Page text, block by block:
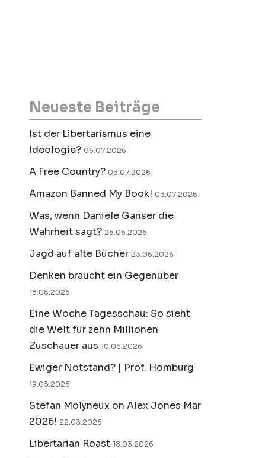
Neueste Beiträge
Ist der Libertarismus eine
Ideologie? 06.07.2026
A Free Country? 03.07.2026
Amazon Banned My Book! 03.07.2026
Was, wenn Daniele Ganser die
Wahrheit sagt? 25.06.2026
Jagd auf alte Bücher 23.06.2026
Denken braucht ein Gegenüber
18.06.2026
Eine Woche Tagesschau: So sieht
die Welt für zehn Millionen
Zuschauer aus 10.06.2026
Ewiger Notstand? | Prof. Homburg
19.05.2026
Stefan Molyneux on Alex Jones Mar
2026! 22.03.2026
Libertarian Roast 18.03.2026